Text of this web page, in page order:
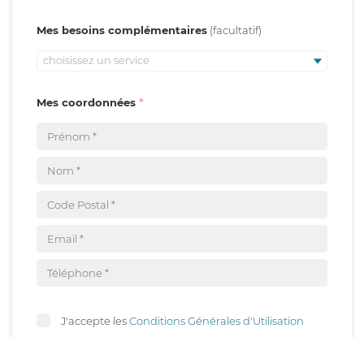
Mes besoins complémentaires
choisissez un service
Mes coordonnées
J'accepte lesConditions Générales d'Utilisation